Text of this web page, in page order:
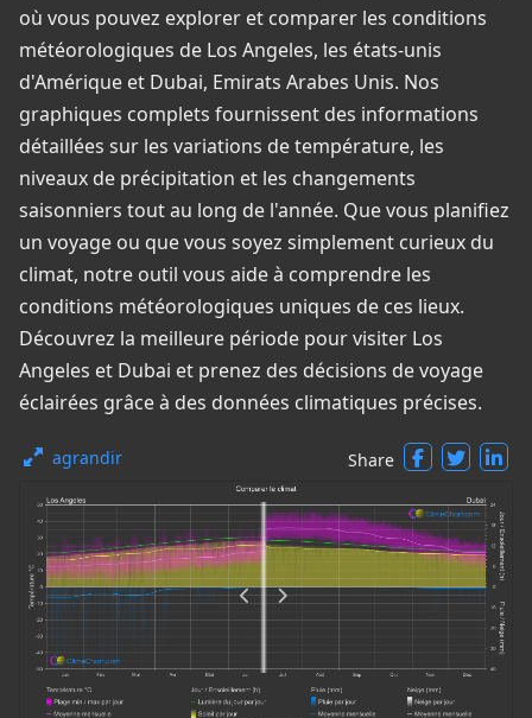
où vous pouvez explorer et comparer les conditions
météorologiques de Los Angeles, les états-unis
d'Amérique et Dubai, Emirats Arabes Unis. Nos
graphiques complets fournissent des informations
détaillées sur les variations de température, les
niveaux de précipitation et les changements
saisonniers tout au long de l'année. Que vous planifiez
un voyage ou que vous soyez simplement curieux du
climat, notre outil vous aide à comprendre les
conditions météorologiques uniques de ces lieux.
Découvrez la meilleure période pour visiter Los
Angeles et Dubai et prenez des décisions de voyage
éclairées grâce à des données climatiques précises.
agrandir Share